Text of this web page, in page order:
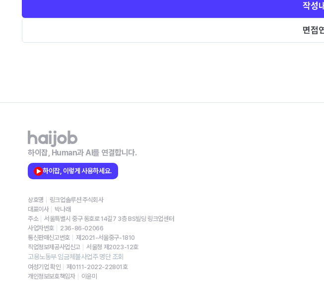
작성
면접
하이잡, Human과 AI를 연결합니다.
하이잡, 이렇게 사용하세요.
상호명
링크업솔루션 주식회사
대표이사
박나래
주소
서울특별시 중구 동호로 14길7 3층 BS빌딩 링크업센터
사업자번호
236-86-02066
통신판매신고번호
제2021-서울중구-1810
직업정보제공사업신고
서울청 제2023-12호
고용노동부 임금체불사업주 명단 조회
여성기업 확인
제0111-2022-22801호
개인정보보호책임자
이윤미